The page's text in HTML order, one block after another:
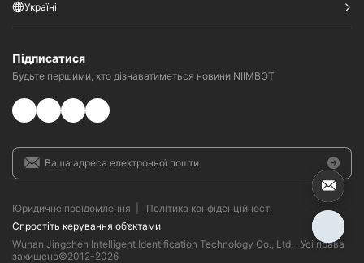
Україні
Підписатися
Будьте першими, хто дізнаватиметься новини NIIMBOT
Юридичне повідомлення
Політика конфіденційності
Спростіть керування об’єктами​
Wuhan Jingchen Intelligent Identification Technology Co., Ltd. · Усі права
захищено©2012-2026